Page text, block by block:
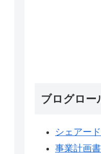
ブログロー
シェアー
事業計画